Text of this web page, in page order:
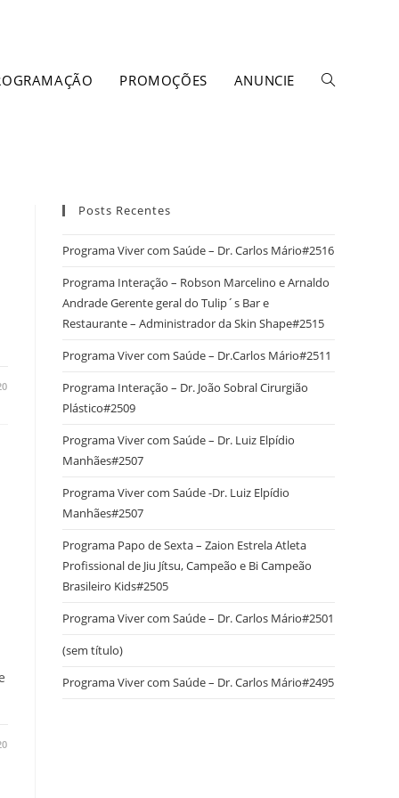
PROMOÇÕES ANUNCIE
Posts Recentes
Programa Viver com Saúde – Dr. Carlos Mário#2516
Programa Interação – Robson Marcelino e Arnaldo
Andrade Gerente geral do Tulip´s Bar e
Restaurante – Administrador da Skin Shape#2515
Programa Viver com Saúde – Dr.Carlos Mário#2511
Programa Interação – Dr. João Sobral Cirurgião
Plástico#2509
Programa Viver com Saúde – Dr. Luiz Elpídio
Manhães#2507
Programa Viver com Saúde -Dr. Luiz Elpídio
Manhães#2507
Programa Papo de Sexta – Zaion Estrela Atleta
Profissional de Jiu Jítsu, Campeão e Bi Campeão
Brasileiro Kids#2505
Programa Viver com Saúde – Dr. Carlos Mário#2501
(sem título)
Programa Viver com Saúde – Dr. Carlos Mário#2495